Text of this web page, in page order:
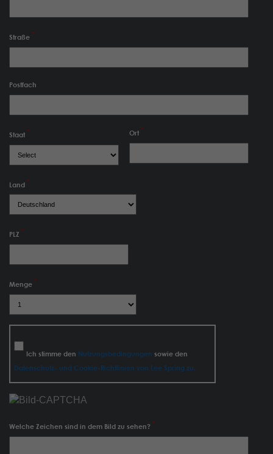
Straße
Postfach
Staat Ort
Land
PLZ
Menge
Ich stimme den Nutzungsbedingungen sowie den
Datenschutz- und Cookie-Richtlinien von Lee Spring zu.
Welche Zeichen sind in dem Bild zu sehen?